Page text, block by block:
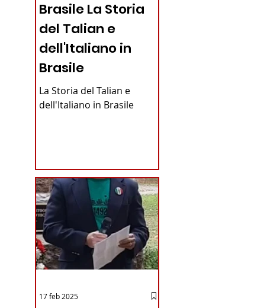
Brasile La Storia
del Talian e
dell'Italiano in
Brasile
La Storia del Talian e
dell'Italiano in Brasile
17 feb 2025